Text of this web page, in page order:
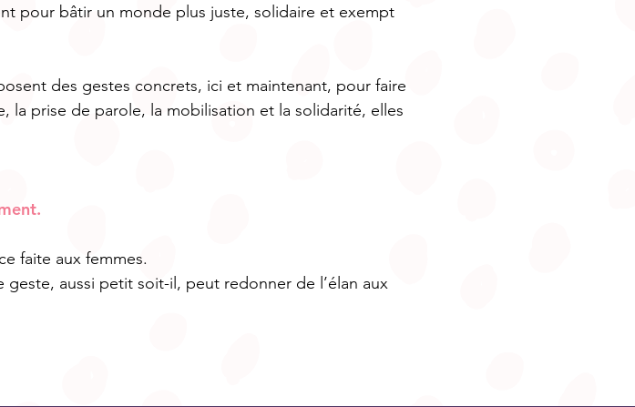
pour bâtir un monde plus juste, solidaire et exempt
des gestes concrets, ici et maintenant, pour faire
la prise de parole, la mobilisation et la solidarité, elles
faite aux femmes.
aussi petit soit-il, peut redonner de l’élan aux